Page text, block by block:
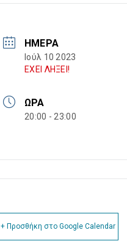
ΗΜΈΡΑ
Ιούλ 10 2023
ΕΧΕΙ ΛΗΞΕΙ!
ΏΡΑ
20:00 - 23:00
+ Προσθήκη στο Google Calendar